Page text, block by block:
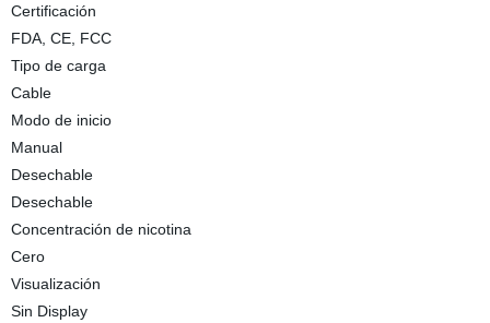
Certificación
FDA, CE, FCC
Tipo de carga
Cable
Modo de inicio
Manual
Desechable
Desechable
Concentración de nicotina
Cero
Visualización
Sin Display